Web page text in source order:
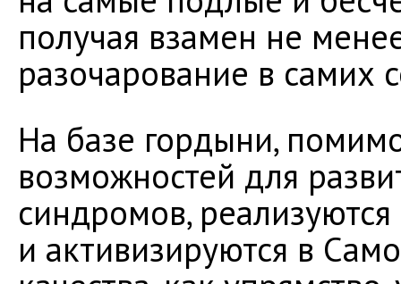
получая взамен не
разочарование в самих
На базе гордыни,
возможностей для
синдромов,
и активизируются в